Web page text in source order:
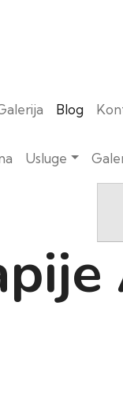
Blog
Usluge